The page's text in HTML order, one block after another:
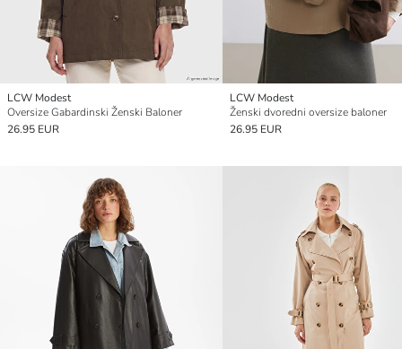
LCW Modest
Oversize Gabardinski Ženski Baloner
26.95 EUR
LCW Modest
Ženski dvoredni oversize baloner
26.95 EUR